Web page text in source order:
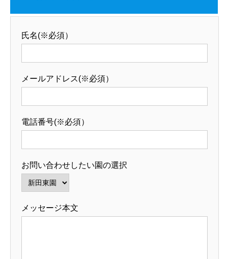
氏名(※必須）
メールアドレス(※必須）
電話番号(※必須）
お問い合わせしたい園の選択
メッセージ本文